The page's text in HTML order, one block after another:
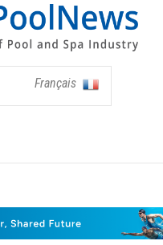
Français